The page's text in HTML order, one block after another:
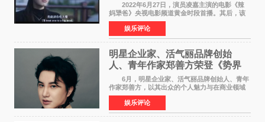
2022年6月27日，演员凌嘉主演的电影《辣
妈犟爸》央视电影频道黄金时段首播。其后，该
电影在央视电影频道多次复播（2022年8月10
日，2022年9月30日，2023年7月17日，2025年7
月14日）。除了多次复
娱乐评论
明星企业家、活气丽品牌创始
人、青年作家郑善方荣登《势界
POWERCIRCLES》6月刊
6月，明星企业家、活气丽品牌创始人、青年
作家郑善方，以其出众的个人魅力与在商业领域
的卓越建树，成功登上《势界
POWERCIRCLES》，展现了他在时尚与商业领
域的双重影响力。 明星企业家、青
娱乐评论